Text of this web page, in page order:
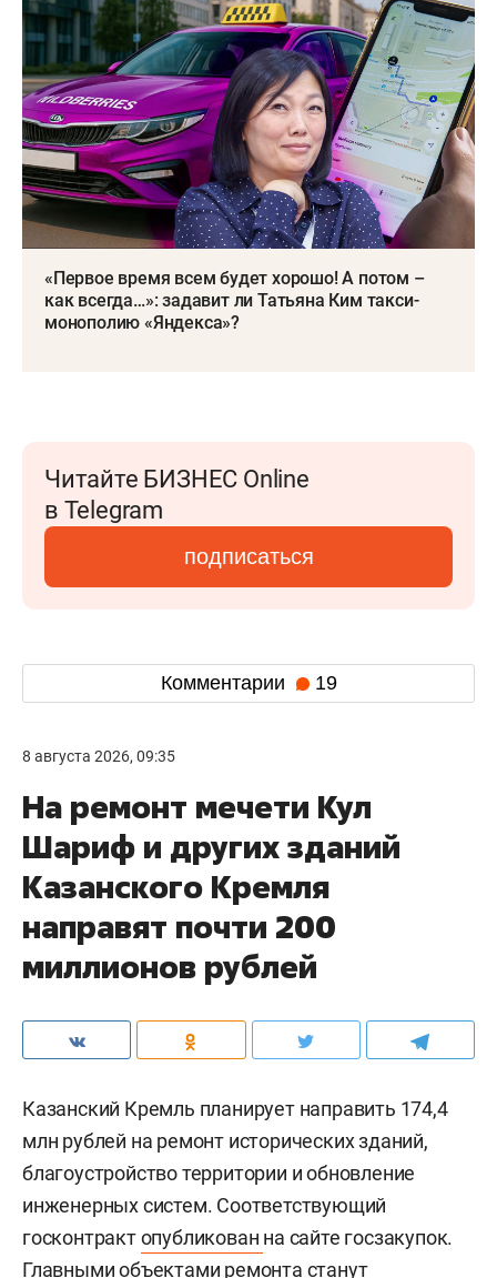
«Первое время всем будет хорошо! А потом –
как всегда…»: задавит ли Татьяна Ким такси-
монополию «Яндекса»?
Читайте БИЗНЕС Online
в Telegram
подписаться
Комментарии 19
8 августа 2026, 09:35
На ремонт мечети Кул
Шариф и других зданий
Казанского Кремля
направят почти 200
миллионов рублей
Казанский Кремль планирует направить 174,4
млн рублей на ремонт исторических зданий,
благоустройство территории и обновление
инженерных систем. Соответствующий
госконтрактопубликован на сайте госзакупок.
Главными объектами ремонта станут